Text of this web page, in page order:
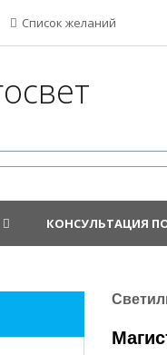
Список желаний
КОНСУЛЬТАЦИЯ